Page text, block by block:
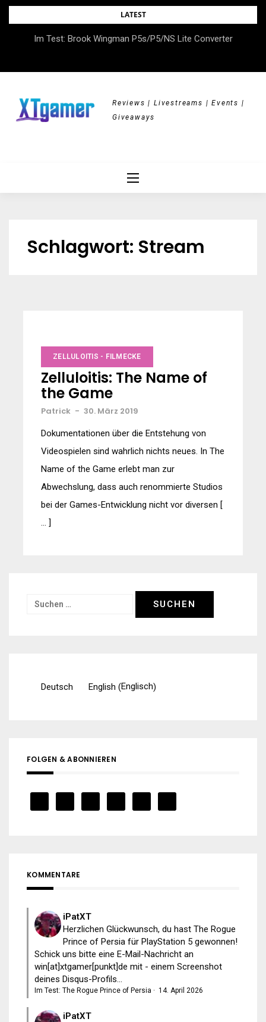
Skip
LATEST
Im Test: Brook Wingman P5s/P5/NS Lite Converter
DOK.fest München 2026 – Empowered, HerStory, Beyond
Reviews | Livestreams | Events |
Giveaways
Schlagwort: Stream
ZELLULOITIS - FILMECKE
Zelluloitis: The Name of
the Game
Patrick - 30. März 2019
Dokumentationen über die Entstehung von
Videospielen sind wahrlich nichts neues. In The
Name of the Game erlebt man zur
Abwechslung, dass auch renommierte Studios
bei der Games-Entwicklung nicht vor diversen [
… ]
Suchen
Deutsch English (Englisch)
FOLGEN & ABONNIEREN
KOMMENTARE
iPatXT
Herzlichen Glückwunsch, du hast The Rogue
Prince of Persia für PlayStation 5 gewonnen!
Schick uns bitte eine E-Mail-Nachricht an
win[at]xtgamer[punkt]de mit - einem Screenshot
deines Disqus-Profils...
Im Test: The Rogue Prince of Persia · 14. April 2026
iPatXT